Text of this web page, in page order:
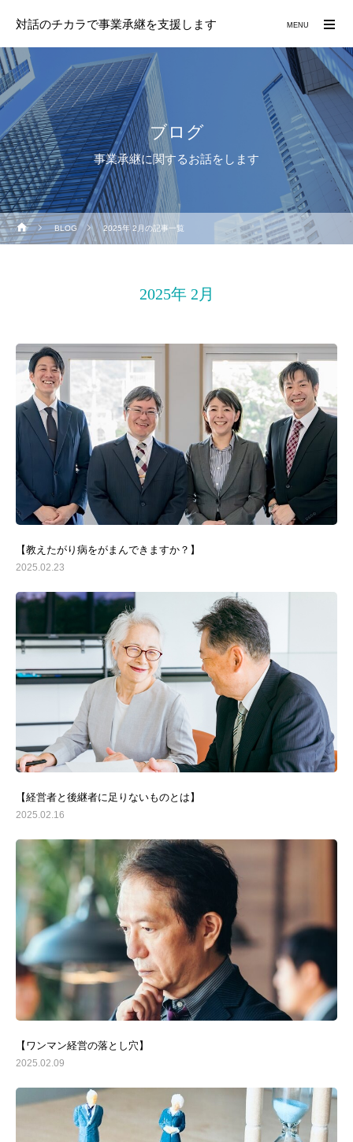
対話のチカラで事業承継を支援します
ブログ
事業承継に関するお話をします
BLOG 2025年 2月の記事一覧
2025年 2月
【教えたがり病をがまんできますか？】
2025.02.23
【経営者と後継者に足りないものとは】
2025.02.16
【ワンマン経営の落とし穴】
2025.02.09
MENU